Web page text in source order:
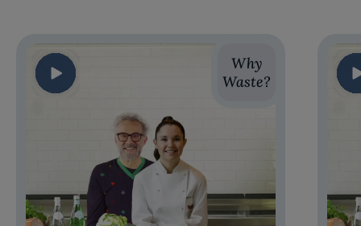
Why
Waste?